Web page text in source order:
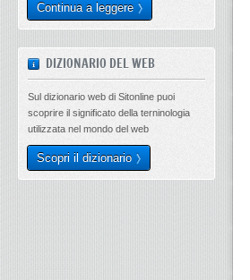
Continua a leggere
DIZIONARIO DEL WEB
Sul dizionario web di Sitonline puoi
scoprire il significato della terninologia
utilizzata nel mondo del web
Scopri il dizionario